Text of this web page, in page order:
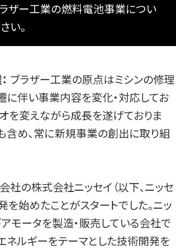
ラザー工業の燃料電池事業につい
い。
ブラザー工業の原点はミシンの修理
に伴い事業内容を変化・対応してお
オを変えながら成長を遂げておりま
含め、常に新規事業の創出に取り組
社の株式会社ニッセイ（以下、ニッセ
を始めたことがスタートでした。ニッ
モータを製造・販売している会社で
ネルギーをテーマとした技術開発を